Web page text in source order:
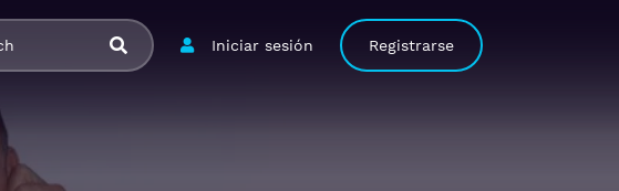
Iniciar sesión Registrarse